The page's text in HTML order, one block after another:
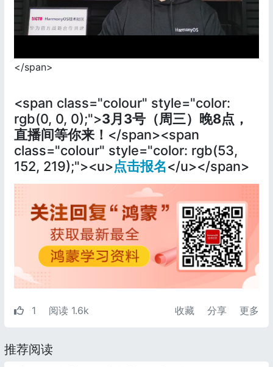
</span>
<span class="colour" style="color:
rgb(0, 0, 0);">3月3号（周三）晚8点，
直播间等你来！ </span><span
class="colour" style="color: rgb(53,
152, 219);"><u>点击报名</u></span>
1 阅读 1.6k 收藏 分享 更多
推荐阅读